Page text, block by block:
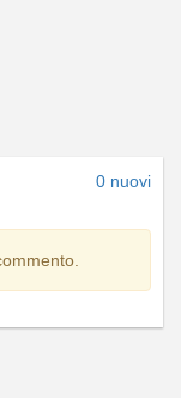
0 nuovi